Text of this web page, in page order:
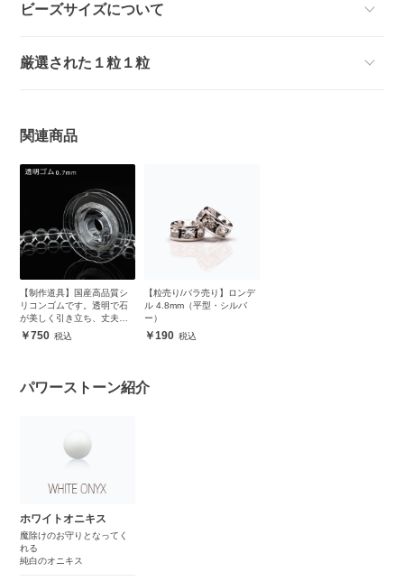
ビーズサイズについて
厳選された１粒１粒
関連商品
【制作道具】国産高品質シ
リコンゴムです。透明で石
が美しく引き立ち、丈夫で
安心750
【粒売り/バラ売り】ロンデ
ル 4.8mm（平型・シルバ
ー）
190
パワーストーン紹介
ホワイトオニキス
魔除けのお守りとなってく
れる
純白のオニキス